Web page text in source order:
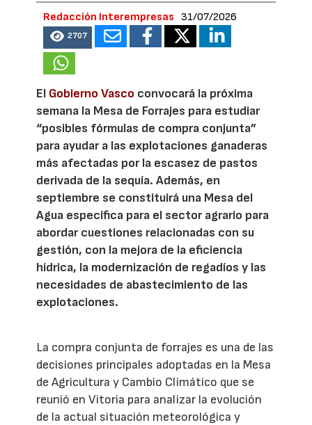
Redacción Interempresas 31/07/2026
2707
El Gobierno Vasco convocará la próxima
semana la Mesa de Forrajes para estudiar
“posibles fórmulas de compra conjunta”
para ayudar a las explotaciones ganaderas
más afectadas por la escasez de pastos
derivada de la sequía. Además, en
septiembre se constituirá una Mesa del
Agua específica para el sector agrario para
abordar cuestiones relacionadas con su
gestión, con la mejora de la eficiencia
hídrica, la modernización de regadíos y las
necesidades de abastecimiento de las
explotaciones.
La compra conjunta de forrajes es una de las
decisiones principales adoptadas en la Mesa
de Agricultura y Cambio Climático que se
reunió en Vitoria para analizar la evolución
de la actual situación meteorológica y